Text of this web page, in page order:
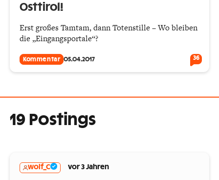
Osttirol!
Erst großes Tamtam, dann Totenstille – Wo bleiben
die „Eingangsportale“?
Kommentar 05.04.2017 36
19 Postings
wolf_C vor 3 Jahren